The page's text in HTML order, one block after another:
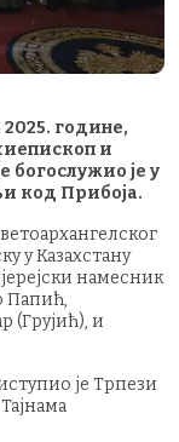
године,
и
богослужио је у
код Прибоја.
у Казахстану
намесник
Папић,
(Грујић), и
је Трпези